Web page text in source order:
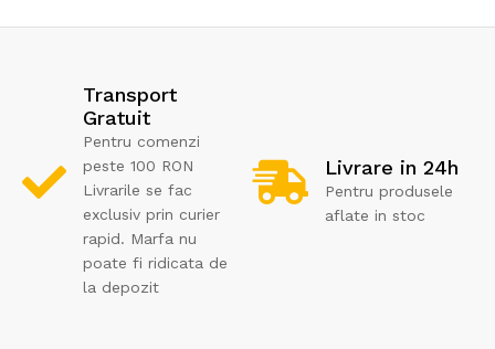
Transport
Gratuit
Pentru comenzi
peste 100 RON
Livrarile se fac
exclusiv prin curier
rapid. Marfa nu
poate fi ridicata de
la depozit
Livrare in 24h
Pentru produsele
aflate in stoc